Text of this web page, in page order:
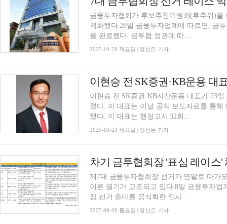
금융투자협회가 후보추천위원회(후추위)
격화했다.28일 금융투자업계에 따르면, 금
을 완료했다. 금투협 정관에 따...
2025-10-28 화요일 | 정선은 기자
이현승 전 SK증권·KB자산운용 대표가 23
졌다. 이 대표는 이날 공식 보도자료를 통
했다. 이 대표는 행정고시 32회...
2025-10-23 목요일 | 정선은 기자
제7대 금융투자협회장 선거가 연말로 다가
이른 열기가 고조되고 있다.8일 금융투자
장 선거 출마를 공식화한 인사...
2025-09-08 월요일 | 정선은 기자